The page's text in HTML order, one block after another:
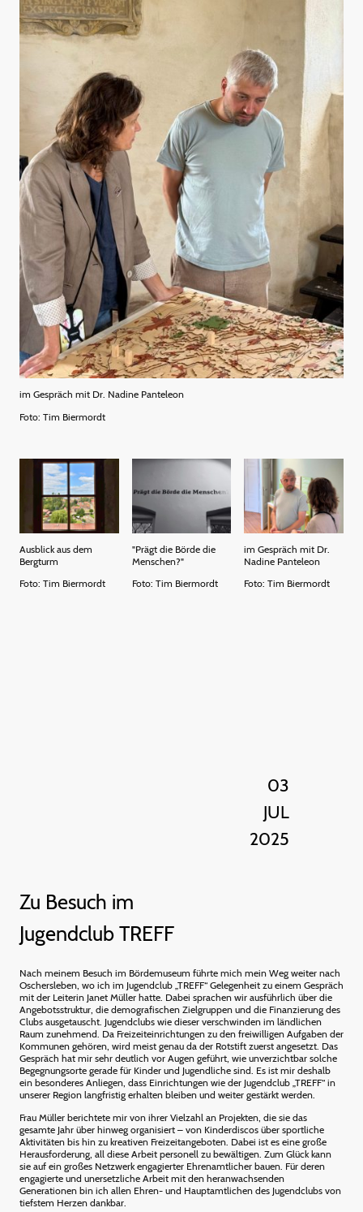
im Gespräch mit Dr. Nadine Panteleon
Foto: Tim Biermordt
Ausblick aus dem
Bergturm
Foto: Tim Biermordt
"Prägt die Börde die
Menschen?"
Foto: Tim Biermordt
im Gespräch mit Dr.
Nadine Panteleon
Foto: Tim Biermordt
03
JUL
2025
Zu Besuch im
Jugendclub TREFF
Nach meinem Besuch im Bördemuseum führte mich mein Weg weiter nach
Oschersleben, wo ich im Jugendclub „TREFF“ Gelegenheit zu einem Gespräch
mit der Leiterin Janet Müller hatte. Dabei sprachen wir ausführlich über die
Angebotsstruktur, die demografischen Zielgruppen und die Finanzierung des
Clubs ausgetauscht. Jugendclubs wie dieser verschwinden im ländlichen
Raum zunehmend. Da Freizeiteinrichtungen zu den freiwilligen Aufgaben der
Kommunen gehören, wird meist genau da der Rotstift zuerst angesetzt. Das
Gespräch hat mir sehr deutlich vor Augen geführt, wie unverzichtbar solche
Begegnungsorte gerade für Kinder und Jugendliche sind. Es ist mir deshalb
ein besonderes Anliegen, dass Einrichtungen wie der Jugendclub „TREFF“ in
unserer Region langfristig erhalten bleiben und weiter gestärkt werden.
Frau Müller berichtete mir von ihrer Vielzahl an Projekten, die sie das
gesamte Jahr über hinweg organisiert – von Kinderdiscos über sportliche
Aktivitäten bis hin zu kreativen Freizeitangeboten. Dabei ist es eine große
Herausforderung, all diese Arbeit personell zu bewältigen. Zum Glück kann
sie auf ein großes Netzwerk engagierter Ehrenamtlicher bauen. Für deren
engagierte und unersetzliche Arbeit mit den heranwachsenden
Generationen bin ich allen Ehren- und Hauptamtlichen des Jugendclubs von
tiefstem Herzen dankbar.